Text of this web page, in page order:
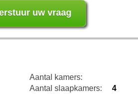
Aantal kamers:
Aantal slaapkamers:
4